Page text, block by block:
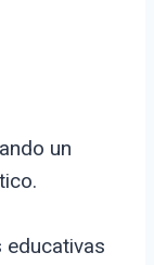
un
educativas